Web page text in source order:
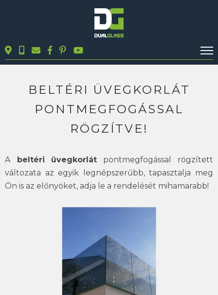
TERMÉKEK
Keresés
BELTÉRI ÜVEGKORLÁT
PONTMEGFOGÁSSAL
RÖGZÍTVE!
Abeltéri üvegkorlát pontmegfogással rögzített
változata az egyik legnépszerűbb, tapasztalja meg
Ön is az előnyöket, adja le a rendelését mihamarabb!